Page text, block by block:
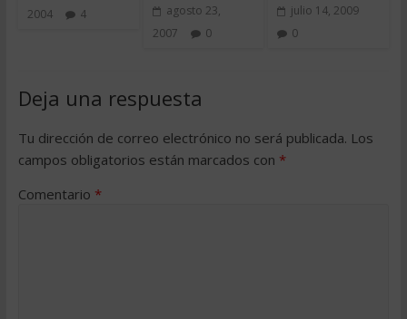
2004
4
agosto 23,
2007
0
julio 14, 2009
0
Deja una respuesta
Tu dirección de correo electrónico no será publicada. Los
campos obligatorios están marcados con *
Comentario *